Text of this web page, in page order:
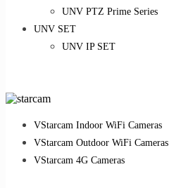
UNV PTZ Prime Series
UNV SET
UNV IP SET
VStarcam Indoor WiFi Cameras
VStarcam Outdoor WiFi Cameras
VStarcam 4G Cameras